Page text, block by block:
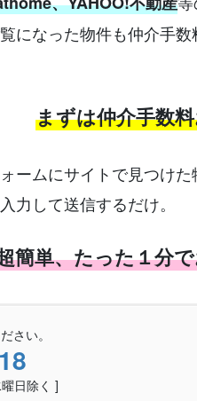
になった物件も仲介手
まずは仲介手数
ームにサイトで見つけ
力して送信するだけ。
簡単、たった１分
さい。
日除く ]